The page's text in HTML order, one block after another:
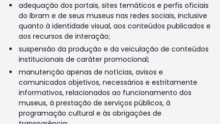
adequação dos portais, sites temáticos e perfis oficiais
do Ibram e de seus museus nas redes sociais, inclusive
quanto à identidade visual, aos conteúdos publicados e
aos recursos de interação;
suspensão da produção e da veiculação de conteúdos
institucionais de caráter promocional;
manutenção apenas de notícias, avisos e
comunicados objetivos, necessários e estritamente
informativos, relacionados ao funcionamento dos
museus, à prestação de serviços públicos, à
programação cultural e às obrigações de